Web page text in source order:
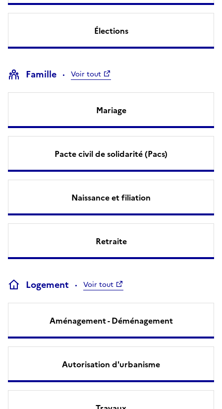
Élections
Famille Voir tout
Mariage
Pacte civil de solidarité (Pacs)
Naissance et filiation
Retraite
Logement Voir tout
Aménagement - Déménagement
Autorisation d'urbanisme